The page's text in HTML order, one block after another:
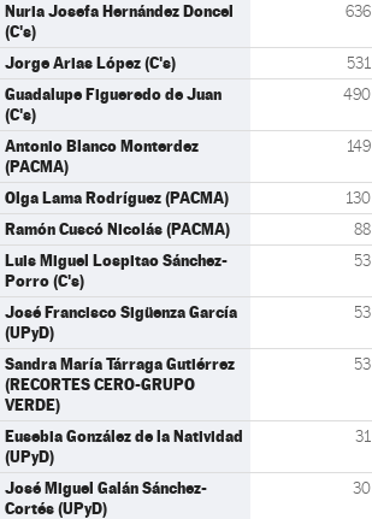
Nuria Josefa Hernández Doncel
(C's)
636
Jorge Arias López (C's) 531
Guadalupe Figueredo de Juan
(C's)
490
Antonio Blanco Monterdez
(PACMA)
149
Olga Lama Rodríguez (PACMA) 130
Ramón Cuscó Nicolás (PACMA) 88
Luis Miguel Lospitao Sánchez-
Porro (C's)
53
José Francisco Sigüenza García
(UPyD)
53
Sandra María Tárraga Gutiérrez
(RECORTES CERO-GRUPO
VERDE)
53
Eusebia González de la Natividad
(UPyD)
31
José Miguel Galán Sánchez-
Cortés (UPyD)
30